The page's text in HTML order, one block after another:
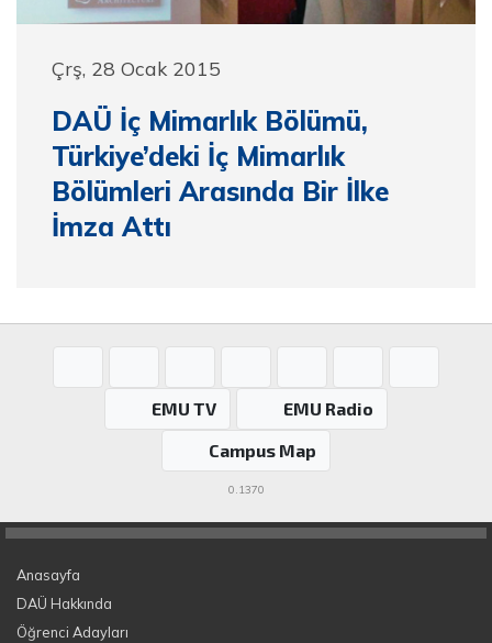
Çrş, 28 Ocak 2015
DAÜ İç Mimarlık Bölümü,
Türkiye’deki İç Mimarlık
Bölümleri Arasında Bir İlke
İmza Attı
EMU TV
EMU Radio
Campus Map
0.1370
Anasayfa
DAÜ Hakkında
Öğrenci Adayları